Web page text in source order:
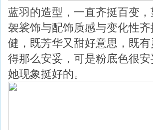
蓝羽的造型，一直齐挺百变
袈裟饰与配饰质感与变化性
健，既芳华又甜好意思，既
得那么安妥，可是粉底色很
她现象挺好的。